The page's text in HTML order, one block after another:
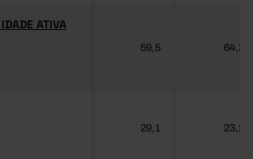
ATIVA
ATIVA
59,5 64,3
29,1 23,2